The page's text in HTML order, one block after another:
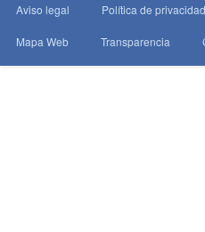
Aviso legal Política de privacidad
Mapa Web Transparencia